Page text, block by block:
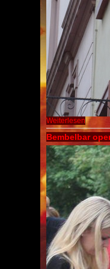
Weiterlesen
Bembelbar